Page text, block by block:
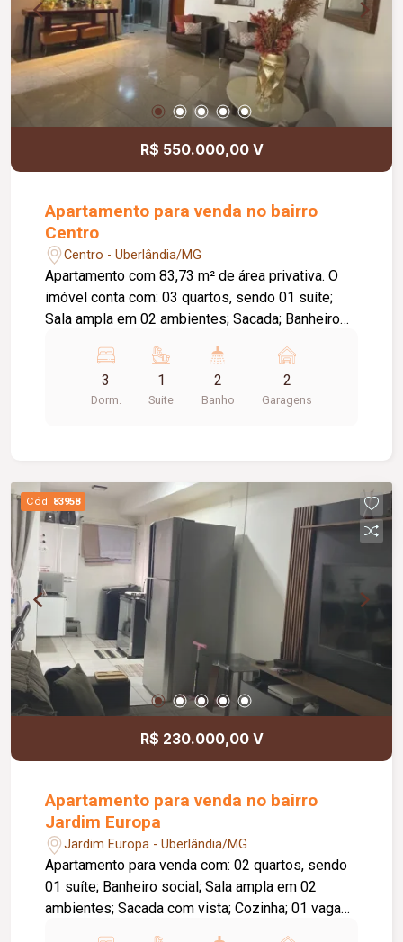
R$ 550.000,00 V
Apartamento para venda no bairro
Centro
Centro - Uberlândia/MG
Apartamento com 83,73 m² de área privativa. O
imóvel conta com: 03 quartos, sendo 01 suíte;
Sala ampla em 02 ambientes; Sacada; Banheiro
vagas de garagem livres; Diferenciais: Móveis
planejados em todos os ambientes;
3
Dorm.
1
Suite
2
Banho
2
Garagens
Cód. 83958
R$ 230.000,00 V
Apartamento para venda no bairro
Jardim Europa
Jardim Europa - Uberlândia/MG
Apartamento para venda com: 02 quartos, sendo
01 suíte; Banheiro social; Sala ampla em 02
ambientes; Sacada com vista; Cozinha; 01 vaga